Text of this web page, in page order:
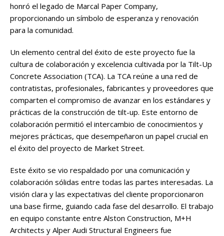
honró el legado de Marcal Paper Company,
proporcionando un símbolo de esperanza y renovación
para la comunidad.
Un elemento central del éxito de este proyecto fue la
cultura de colaboración y excelencia cultivada por la Tilt-Up
Concrete Association (TCA). La TCA reúne a una red de
contratistas, profesionales, fabricantes y proveedores que
comparten el compromiso de avanzar en los estándares y
prácticas de la construcción de tilt-up. Este entorno de
colaboración permitió el intercambio de conocimientos y
mejores prácticas, que desempeñaron un papel crucial en
el éxito del proyecto de Market Street.
Este éxito se vio respaldado por una comunicación y
colaboración sólidas entre todas las partes interesadas. La
visión clara y las expectativas del cliente proporcionaron
una base firme, guiando cada fase del desarrollo. El trabajo
en equipo constante entre Alston Construction, M+H
Architects y Alper Audi Structural Engineers fue